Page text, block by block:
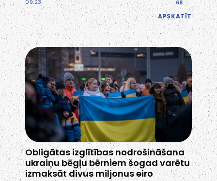
09:23
68
APSKATĪT
Obligātas izglītības nodrošināšana
ukraiņu bēgļu bērniem šogad varētu
izmaksāt divus miljonus eiro